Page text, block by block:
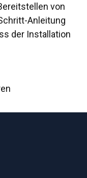
von
Anleitung
der Installation